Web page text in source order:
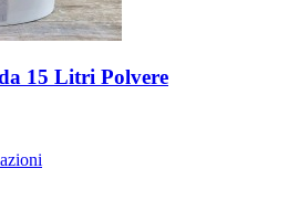
15 Litri Polvere